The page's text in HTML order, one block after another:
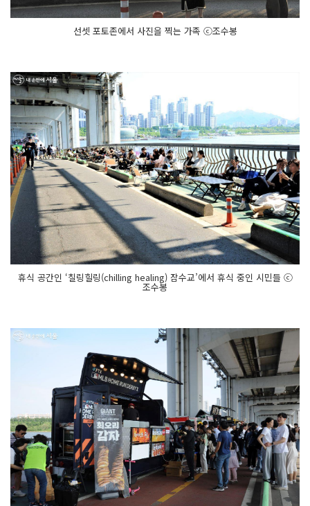
선셋 포토존에서 사진을 찍는 가족 ⓒ조수봉
휴식 공간인 ‘칠링힐링(chilling healing) 잠수교’에서 휴식 중인 시민들 ⓒ
조수봉